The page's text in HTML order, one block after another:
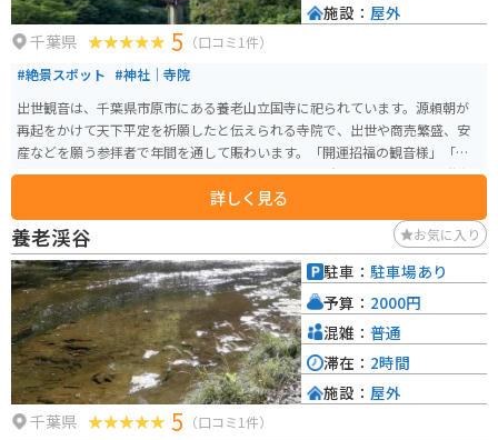
千葉県 5 （口コミ1件）
#絶景スポット #神社｜寺院
出世観音は、千葉県市原市にある養老山立国寺に祀られています。源頼朝が
再起をかけて天下平定を祈願したと伝えられる寺院で、出世や商売繁盛、安
産などを願う参拝者で年間を通して賑わいます。「開運招福の観音様」「祈
祷の名刹」として、多くの方々に親しまれている場所です。 かなり急な階段
を上っていかなければならない立地で、分かりづらい場所にありますが、養
老渓谷の美しい自然が待っています。手前に地元民家の人がやっているであ
ろう無人の駐車場があります。箱の中にお金を入れるシステムです。川の上の
赤い橋を渡った先にあります。道からは見えません。金の仏像があり綺麗で
す。人が少なく厳かな雰囲気です。
詳しく見る
施設： 屋外
養老渓谷 お気に入り
千葉県 5 （口コミ1件）
駐車： 駐車場あり
予算： 2000円
混雑： 普通
滞在： 2時間
施設： 屋外